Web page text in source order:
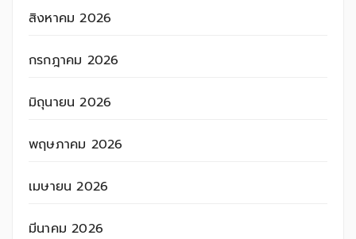
สิงหาคม 2026
กรกฎาคม 2026
มิถุนายน 2026
พฤษภาคม 2026
เมษายน 2026
มีนาคม 2026